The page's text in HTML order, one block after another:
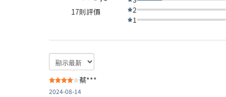
17則評價
2
1
蔡***
2024-08-14